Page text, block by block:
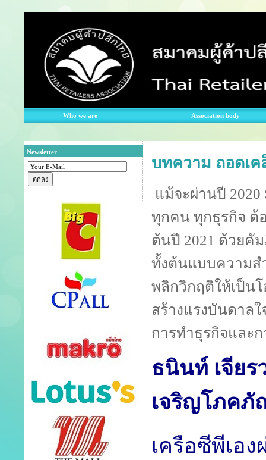
Who we are Association body
Newsletter
บทความ ถอดเค
แม้จะผ่านปี
ทุกคน ทุกธุรกิจ ต้อ
ต้นปี 2021 ด้วยคั
ทั้งต้นแบบความส
พลิกวิกฤติให้เป็น
สร้างแรงบันดาล
การทำธุรกิจและ
ธนินท์ เจียร
เจริญโภค
เครือซีพีเอ